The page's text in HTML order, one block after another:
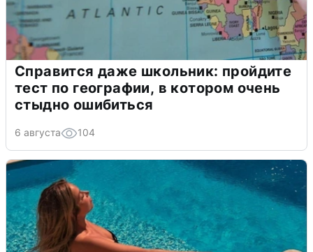
Справится даже школьник: пройдите
тест по географии, в котором очень
стыдно ошибиться
6 августа 104